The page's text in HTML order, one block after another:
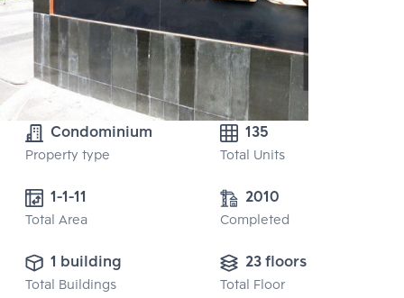
Condominium
Property type
135
Total Units
1-1-11
Total Area
2010
Completed
1 building
Total Buildings
23 floors
Total Floor